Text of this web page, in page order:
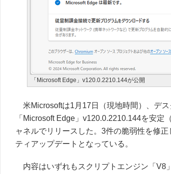
「Microsoft Edge」v120.0.2210.144が公開
米Microsoftは1月17日（現地時間）、デス
「Microsoft Edge」v120.0.2210.144を安定
ャネルでリリースした。3件の脆弱性を修正
ティアップデートとなっている。
内容はいずれもスクリプトエンジン「V8